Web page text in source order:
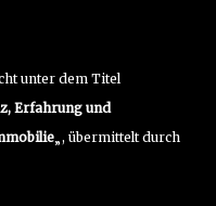
unter dem Titel
Erfahrung und
„, übermittelt durch